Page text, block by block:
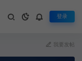
登录
我要发帖